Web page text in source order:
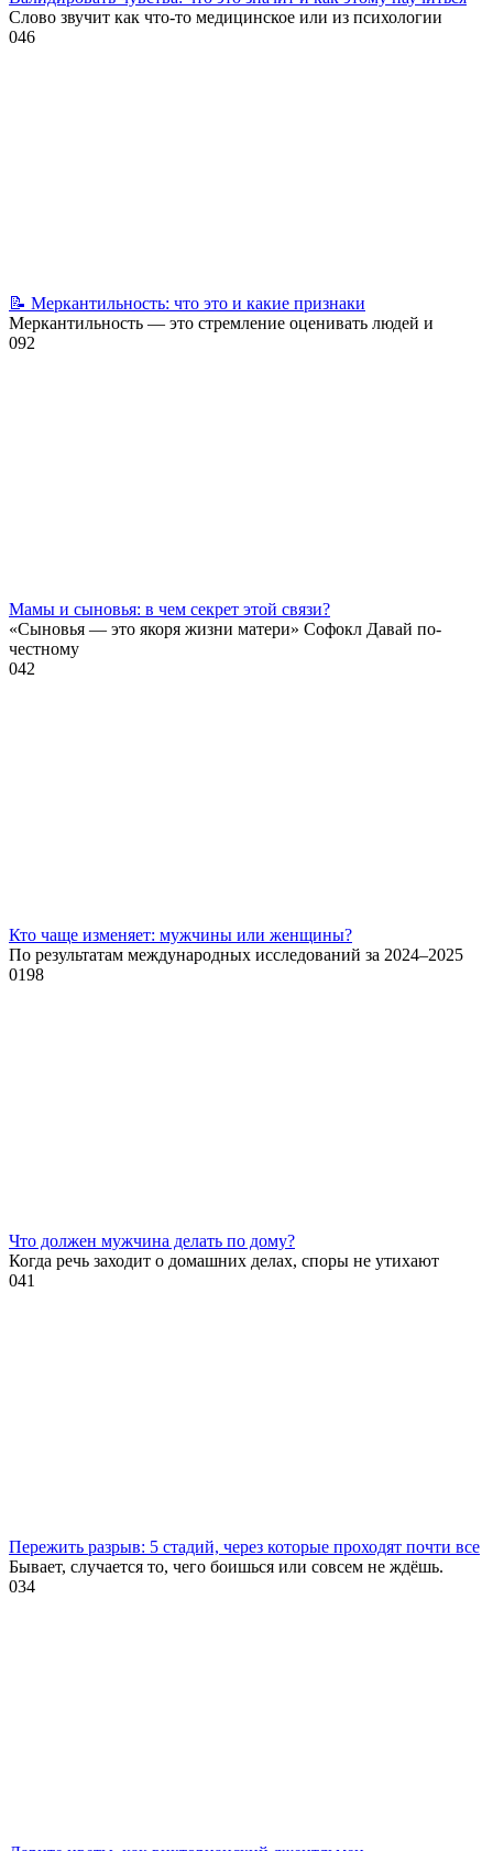
Слово звучит как что-то медицинское или из психологии
046
📝 Меркантильность: что это и какие признаки
Меркантильность — это стремление оценивать людей и
092
Мамы и сыновья: в чем секрет этой связи?
«Сыновья — это якоря жизни матери» Софокл Давай по-
честному
042
Кто чаще изменяет: мужчины или женщины?
По результатам международных исследований за 2024–2025
0198
Что должен мужчина делать по дому?
Когда речь заходит о домашних делах, споры не утихают
041
Пережить разрыв: 5 стадий, через которые проходят почти все
Бывает, случается то, чего боишься или совсем не ждёшь.
034